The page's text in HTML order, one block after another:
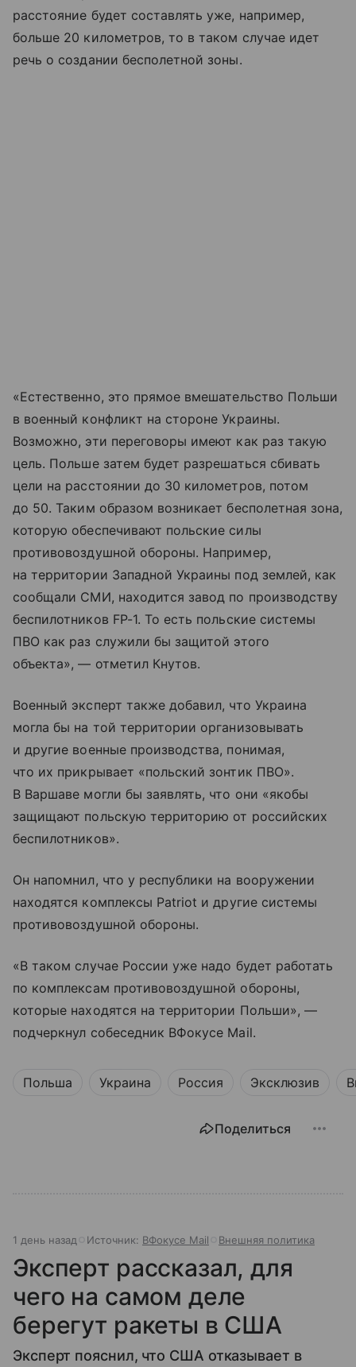
расстояние будет составлять уже, например,
больше 20 километров, то в таком случае идет
речь о создании бесполетной зоны.
«Естественно, это прямое вмешательство Польши
в военный конфликт на стороне Украины.
Возможно, эти переговоры имеют как раз такую
цель. Польше затем будет разрешаться сбивать
цели на расстоянии до 30 километров, потом
до 50. Таким образом возникает бесполетная зона,
которую обеспечивают польские силы
противовоздушной обороны. Например,
на территории Западной Украины под землей, как
сообщали СМИ, находится завод по производству
беспилотников FP-1. То есть польские системы
ПВО как раз служили бы защитой этого
объекта», — отметил Кнутов.
Военный эксперт также добавил, что Украина
могла бы на той территории организовывать
и другие военные производства, понимая,
что их прикрывает «польский зонтик ПВО».
В Варшаве могли бы заявлять, что они «якобы
защищают польскую территорию от российских
беспилотников».
Он напомнил, что у республики на вооружении
находятся комплексы Patriot и другие системы
противовоздушной обороны.
«В таком случае России уже надо будет работать
по комплексам противовоздушной обороны,
которые находятся на территории Польши», —
подчеркнул собеседник ВФокусе Mail.
Польша Украина Россия Эксклюзив
Поделиться
1 день назад Источник: ВФокусе Mail Внешняя политика
Эксперт рассказал, для
чего на самом деле
берегут ракеты в США
Эксперт пояснил, что США отказывает в